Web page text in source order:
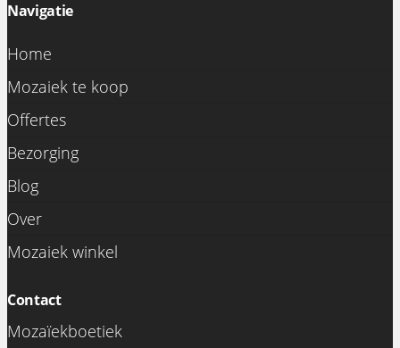
Navigatie
Home
Mozaiek te koop
Offertes
Bezorging
Blog
Over
Mozaiek winkel
Contact
Mozaïekboetiek